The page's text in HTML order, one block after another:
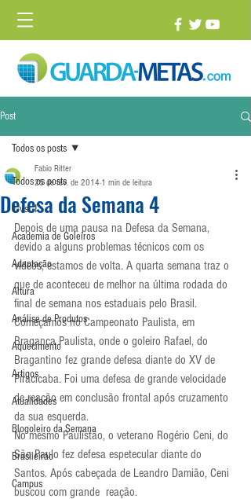
Post
Todos os posts
1 vs. 1
Academia de Goleiros
Adaptação
Altura
Análise de Produtos
Aquecimento
Artigos
Atualidades
Blogoleiro da Semana
Brasileirão
Campus
Todos os posts
Defesa da Semana 4
Fabio Ritter
25 de fev. de 2014 1 min de leitura
Depois de uma pausa na Defesa da Semana,
devido a alguns problemas técnicos com os
vídeos, estamos de volta. A quarta semana traz o
que de aconteceu de melhor na última rodada do
final de semana nos estaduais pelo Brasil.
Começamos no Campeonato Paulista, em
Bragança Paulista, onde o goleiro Rafael, do
Bragantino fez grande defesa diante do XV de
Piracicaba. Foi uma defesa de grande velocidade
de reação em conclusão frontal após cruzamento
da sua esquerda.
No mesmo Paulistão, o veterano Rogério Ceni, do
São Paulo fez defesa espetecular diante do
Santos. Após cabeçada de Leandro Damião, Ceni
buscou com grande  reação.